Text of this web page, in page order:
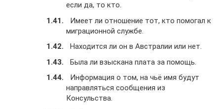
если да, то кто.
Имеет ли отношение тот, кто помогал к
миграционной службе.
Находится ли он в Австралии или нет.
Была ли взыскана плата за помощь.
Информация о том, на чьё имя будут
направляться сообщения из
Консульства.